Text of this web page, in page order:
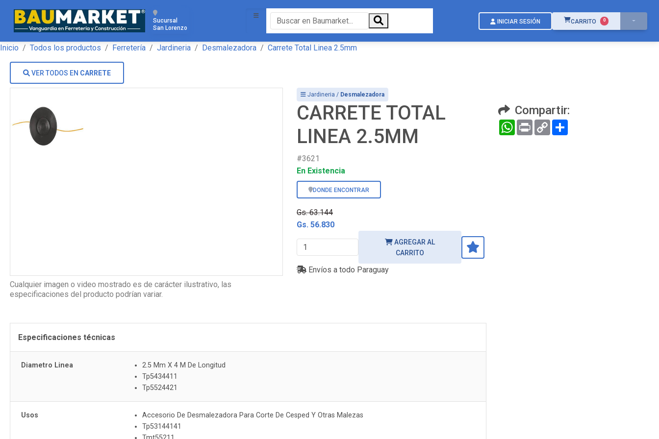
Sucursal
San Lorenzo
INICIAR SESIÓN CARRITO 0ÍTEMS EN EL CARRITO
Inicio Todos los productos Ferretería Jardineria Desmalezadora Carrete Total Linea 2.5mm
VER TODOS EN CARRETE
Cualquier imagen o video mostrado es de carácter ilustrativo, las
especificaciones del producto podrían variar.
Jardineria / Desmalezadora
CARRETE TOTAL
LINEA 2.5MM
#3621
En Existencia
DONDE ENCONTRAR
Gs. 63.144
Gs. 56.830
AGREGAR AL
CARRITO
Envíos a todo Paraguay
Especificaciones técnicas
Diametro Linea
2.5 Mm X 4 M De Longitud
Tp5434411
Tp5524421
Usos
Accesorio De Desmalezadora Para Corte De Cesped Y Otras Malezas
Tp53144141
Compartir:
WhatsApp
Print Copy
Link